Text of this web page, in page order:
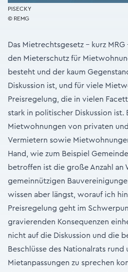
PISECKY
© REMG
Das Mietrechtsgesetz – kurz
den Mieterschutz für
besteht und der kaum
Diskussion ist, und für viele
Preisregelung, die in vielen
stark in politischer Diskussion ist.
Mietwohnungen von privaten
Vermietern sowie
Hand, wie zum Beispiel
betroffen ist die große Anzahl an
gemeinnützigen
wissen aber längst, worauf ich
Preisregelung geht im
gravierenden Konsequenzen
nicht auf die Diskussion und die
Beschlüsse des Nationalrats rund
Mietanpassungen zu sprechen